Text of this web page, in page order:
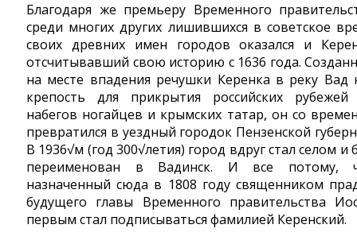
Благодаря же премьеру Временного
среди многих других лишившихся в советское
своих древних имен городов оказался и
отсчитывавший свою историю с 1636 года.
на месте впадения речушки Керенка в реку Вад
крепость для прикрытия российских
набегов ногайцев и крымских татар, он со
превратился в уездный городок Пензенской
В 1936√м (год 300√летия) город вдруг стал селом и
переименован в Вадинск. И все потому,
назначенный сюда в 1808 году священником
будущего главы Временного правительства
первым стал подписываться фамилией Керенский.